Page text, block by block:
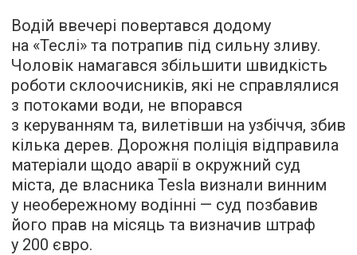
Водій ввечері повертався додому
на «Теслі» та потрапив під сильну зливу.
Чоловік намагався збільшити швидкість
роботи склоочисників, які не справлялися
з потоками води, не впорався
з керуванням та, вилетівши на узбіччя, збив
кілька дерев. Дорожня поліція відправила
матеріали щодо аварії в окружний суд
міста, де власника Tesla визнали винним
у необережному водінні — суд позбавив
його прав на місяць та визначив штраф
у 200 євро.